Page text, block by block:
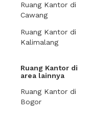
Ruang Kantor di
Cawang
Ruang Kantor di
Kalimalang
Ruang Kantor di
area lainnya
Ruang Kantor di
Bogor